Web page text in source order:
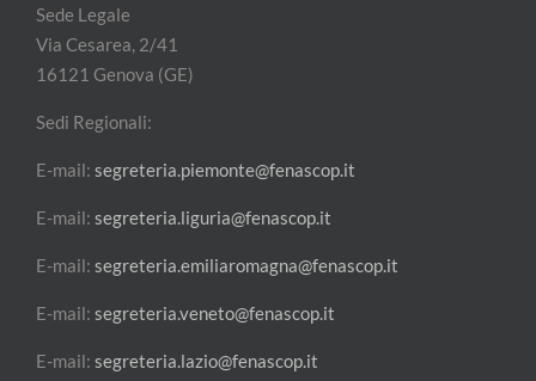
Sede Legale
Via Cesarea, 2/41
16121 Genova (GE)
Sedi Regionali:
E-mail: segreteria.piemonte@fenascop.it
E-mail: segreteria.liguria@fenascop.it
E-mail: segreteria.emiliaromagna@fenascop.it
E-mail: segreteria.veneto@fenascop.it
E-mail: segreteria.lazio@fenascop.it